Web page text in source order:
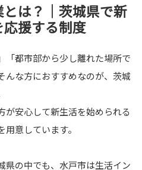
は？｜茨城県で新
援する制度
「都市部から少し離れた場所で
んな方におすすめなのが、茨城
が安心して新生活を始められる
意しています。
県の中でも、水戸市は生活イン